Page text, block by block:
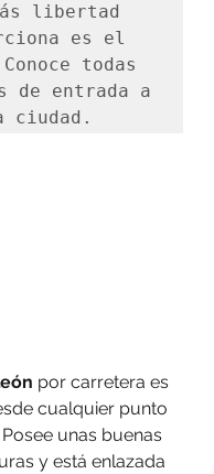
libertad
es el
todas
de entrada a
ciudad.
por carretera es
cualquier punto
unas buenas
y está enlazada